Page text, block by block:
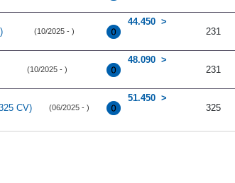
(10/2025 - )
44.450
231
(10/2025 - )
48.090
231
CV) (06/2025 - )
51.450
325